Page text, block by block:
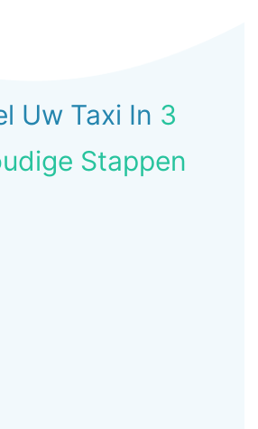
Uw Taxi In 3
Stappen